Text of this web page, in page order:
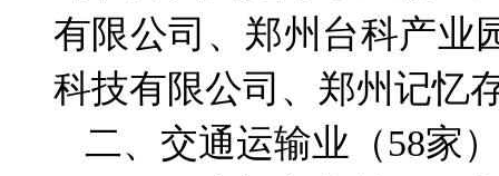
有限公司、郑州台科产业
科技有限公司、郑州记忆
二、交通运输业（58家